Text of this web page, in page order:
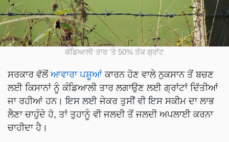
ਕੰਡਿਆਲੀ ਤਾਰ 'ਤੇ 50% ਤੱਕ ਗ੍ਰਾਂਟ
ਸਰਕਾਰ ਵੱਲੋਂ ਆਵਾਰਾ ਪਸ਼ੂਆਂ ਕਾਰਨ ਹੋਣ ਵਾਲੇ ਨੁਕਸਾਨ ਤੋਂ ਬਚਣ
ਲਈ ਕਿਸਾਨਾਂ ਨੂੰ ਕੰਡਿਆਲੀ ਤਾਰ ਲਗਾਉਣ ਲਈ ਗ੍ਰਾਂਟਾਂ ਦਿੱਤੀਆਂ
ਜਾ ਰਹੀਆਂ ਹਨ। ਇਸ ਲਈ ਜੇਕਰ ਤੁਸੀਂ ਵੀ ਇਸ ਸਕੀਮ ਦਾ ਲਾਭ
ਲੈਣਾ ਚਾਹੁੰਦੇ ਹੋ, ਤਾਂ ਤੁਹਾਨੂੰ ਵੀ ਜਲਦੀ ਤੋਂ ਜਲਦੀ ਅਪਲਾਈ ਕਰਨਾ
ਚਾਹੀਦਾ ਹੈ।